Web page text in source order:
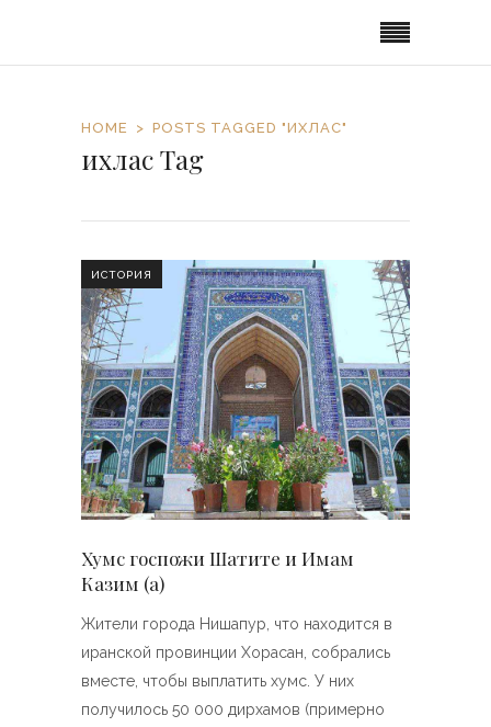
HOME POSTS TAGGED "ИХЛАС"
ихлас Tag
ИСТОРИЯ
Хумс госпожи Шатите и Имам
Казим (а)
Жители города Нишапур, что находится в
иранской провинции Хорасан, собрались
вместе, чтобы выплатить хумс. У них
получилось 50 000 дирхамов (примерно